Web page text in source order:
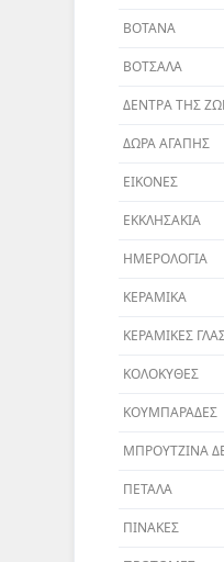
ΒΟΤΑΝΑ
ΒΟΤΣΑΛΑ
ΔΕΝΤΡA ΤΗΣ
ΔΩΡΑ ΑΓΑΠΗΣ
ΕΙΚΟΝΕΣ
ΕΚΚΛΗΣΑΚΙΑ
ΗΜΕΡΟΛΟΓΙΑ
ΚΕΡΑΜΙΚΑ
ΚΕΡΑΜΙΚΕΣ
ΚΟΛΟΚΥΘΕΣ
ΚΟΥΜΠΑΡΑΔΕΣ
ΜΠΡΟΥΤΖΙΝΑ
ΠΕΤΑΛΑ
ΠΙΝΑΚΕΣ